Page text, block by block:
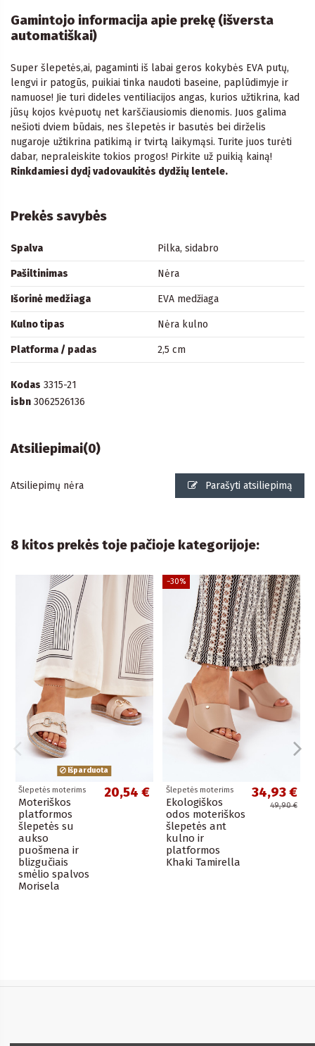
Gamintojo informacija apie prekę (išversta
automatiškai)
Super šlepetės,ai, pagaminti iš labai geros kokybės EVA putų,
lengvi ir patogūs, puikiai tinka naudoti baseine, paplūdimyje ir
namuose! Jie turi dideles ventiliacijos angas, kurios užtikrina, kad
jūsų kojos kvėpuotų net karščiausiomis dienomis. Juos galima
nešioti dviem būdais, nes šlepetės ir basutės bei dirželis
nugaroje užtikrina patikimą ir tvirtą laikymąsi. Turite juos turėti
dabar, nepraleiskite tokios progos! Pirkite už puikią kainą!
Rinkdamiesi dydį vadovaukitės dydžių lentele.
Prekės savybės
Spalva Pilka, sidabro
Pašiltinimas Nėra
Išorinė medžiaga EVA medžiaga
Kulno tipas Nėra kulno
Platforma / padas 2,5 cm
Kodas 3315-21
isbn 3062526136
Atsiliepimai(0)
Atsiliepimų nėra Parašyti atsiliepimą
8 kitos prekės toje pačioje kategorijoje:
Išparduota
Šlepetės moterims
Moteriškos
platformos
šlepetės su
aukso
puošmena ir
blizgučiais
smėlio spalvos
Morisela
20,54 €
−30%
Šlepetės moterims
Ekologiškos
odos moteriškos
šlepetės ant
kulno ir
platformos
Khaki Tamirella
34,93 €
49,90 €